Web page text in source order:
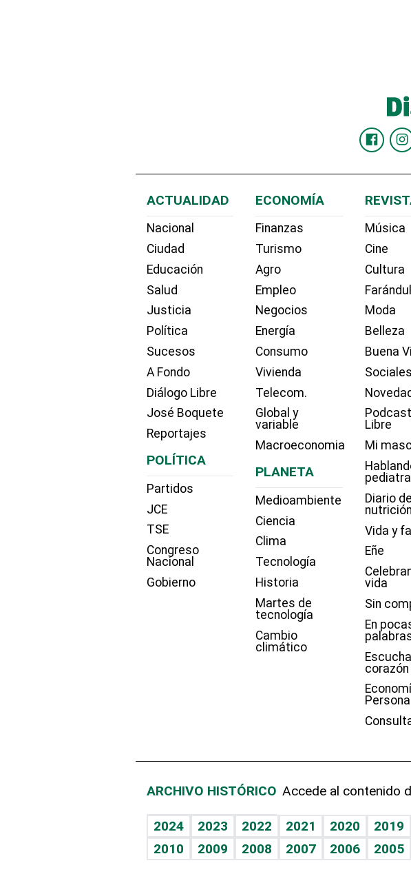
ACTUALIDAD
Nacional
Ciudad
Educación
Salud
Justicia
Política
Sucesos
A Fondo
Diálogo Libre
José Boquete
Reportajes
POLÍTICA
Partidos
JCE
TSE
Congreso
Nacional
Gobierno
ECONOMÍA
Finanzas
Turismo
Agro
Empleo
Negocios
Energía
Consumo
Vivienda
Telecom.
Global y
variable
Macroeconomia
PLANETA
Medioambiente
Ciencia
Clima
Tecnología
Historia
Martes de
tecnología
Cambio
climático
Música
Cine
Cultura
Moda
Belleza
Buena
Sociales
Libre
Mi
pediatra
Diario de
nutrición
Vida y
Eñe
vida
Sin
En
corazón
Personal
ARCHIVO HISTÓRICO Accede al contenido
2024 2023 2022 2021 2020 2019
2010
2009 2008 2007 2006 2005